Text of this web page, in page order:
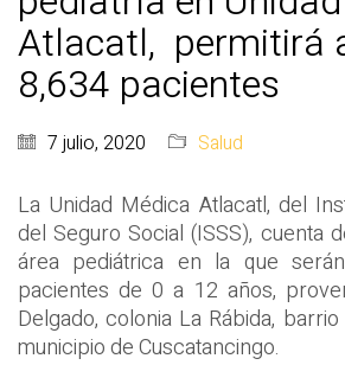
Atlacatl, permitirá
8,634 pacientes
7 julio, 2020 Salud
La Unidad Médica Atlacatl, del
del Seguro Social (ISSS), cuenta
área pediátrica en la que
pacientes de 0 a 12 años,
Delgado, colonia La Rábida,
municipio de Cuscatancingo.